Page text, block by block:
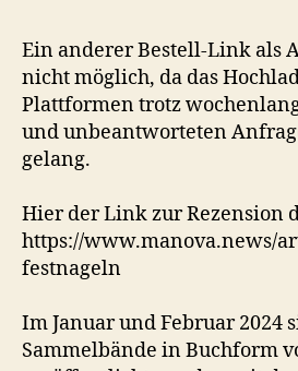
Ein anderer Bestell-Link als
nicht möglich, da das
Plattformen trotz
und unbeantworteten
gelang.
Hier der Link zur Rezension
https://www.manova.news/
festnageln
Im Januar und Februar 2024
Sammelbände in Buchform